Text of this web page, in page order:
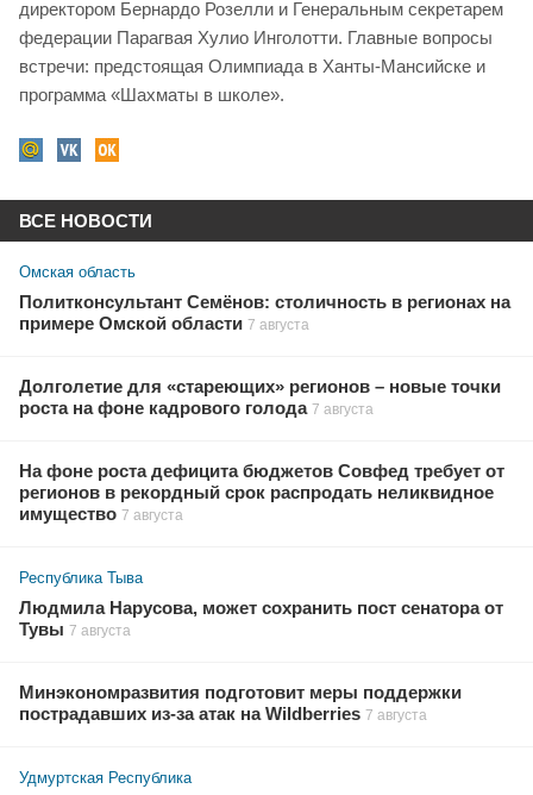
директором Бернардо Розелли и Генеральным секретарем
федерации Парагвая Хулио Инголотти. Главные вопросы
встречи: предстоящая Олимпиада в Ханты-Мансийске и
программа «Шахматы в школе».
ВСЕ НОВОСТИ
Омская область
Политконсультант Семёнов: столичность в регионах на
примере Омской области 7 августа
Долголетие для «стареющих» регионов – новые точки
роста на фоне кадрового голода 7 августа
На фоне роста дефицита бюджетов Совфед требует от
регионов в рекордный срок распродать неликвидное
имущество 7 августа
Республика Тыва
Людмила Нарусова, может сохранить пост сенатора от
Тувы 7 августа
Минэкономразвития подготовит меры поддержки
пострадавших из-за атак на Wildberries 7 августа
Удмуртская Республика